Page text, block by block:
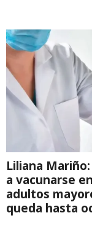
Liliana
a vacunarse
adultos
queda hasta